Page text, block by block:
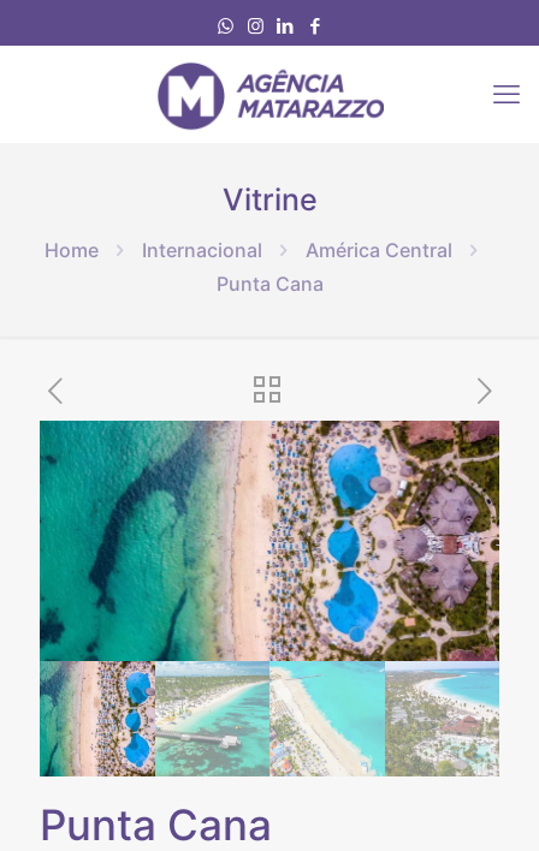
Vitrine
Home Internacional
América Central
Punta Cana
Punta Cana